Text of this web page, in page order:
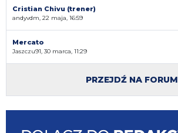
Cristian Chivu (trener)
andyvdm, 22 maja, 16:59
Mercato
Jaszczu91, 30 marca, 11:29
PRZEJDŹ NA FORUM